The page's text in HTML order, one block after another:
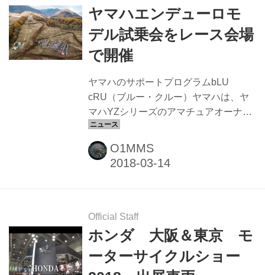
フ 大阪モーターサイクルショー 展示車
両 ・タイガー1200XCA＆XRT ・タイ
ガー800XCA＆XRT ・ボンネビル・ス
ピードマスター ・ボンネビル・ボバー
・スラクストンR ・ストリートトリプ...
ヤマハエンデューロモ
デル試乗会をレース会場
で開催
ヤマハのサポートプログラムbLU
cRU（ブルー・クルー）ヤマハは、ヤ
マハYZシリーズのアマチュアオーナー
のためのレース参戦サポートプログラ
ム ｂLU cRU（ブルー・クルー）を実
施しています。 bLU cRU（ブルー・ク
ービスやスクールの実施、好成績を残
したメンバーへの賞典設定など、レー
ス活動の全方位的なサポートを行って
います。 ヤマハ エンデューロモデルの
O1MMS
Official Staff
ホンダ 大阪＆東京 モ
ーターサイクルショー